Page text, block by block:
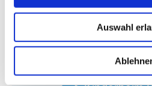
Auswahl
> Hebammen
>
>